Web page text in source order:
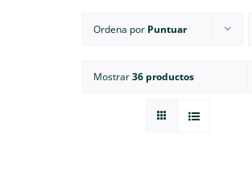
Ordena por Puntuar
Mostrar36 productos